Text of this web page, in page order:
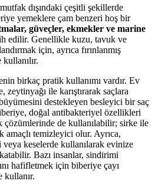
dışındaki çeşitli şekillerde
yemeklere çam benzeri hoş bir
güveçler, ekmekler ve marine
edilir. Genellikle kuzu, tavuk ve
için, ayrıca fırınlanmış
birkaç pratik kullanımı vardır. Ev
zeytinyağı ile karıştırarak saçlara
destekleyen besleyici bir saç
doğal antibakteriyel özellikleri
çözümlerinde de kullanılabilir; sirke ile
temizleyici olur. Ayrıca,
keselerde kullanılarak evinize
Bazı insanlar, sindirimi
hafifletmek için biberiye çayı
kullanır.